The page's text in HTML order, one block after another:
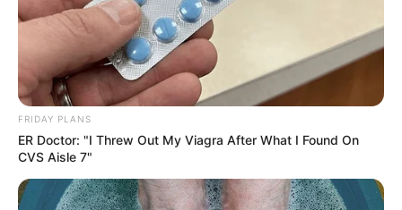
FRIDAY PLANS
ER Doctor: "I Threw Out My Viagra After What I Found On
CVS Aisle 7"